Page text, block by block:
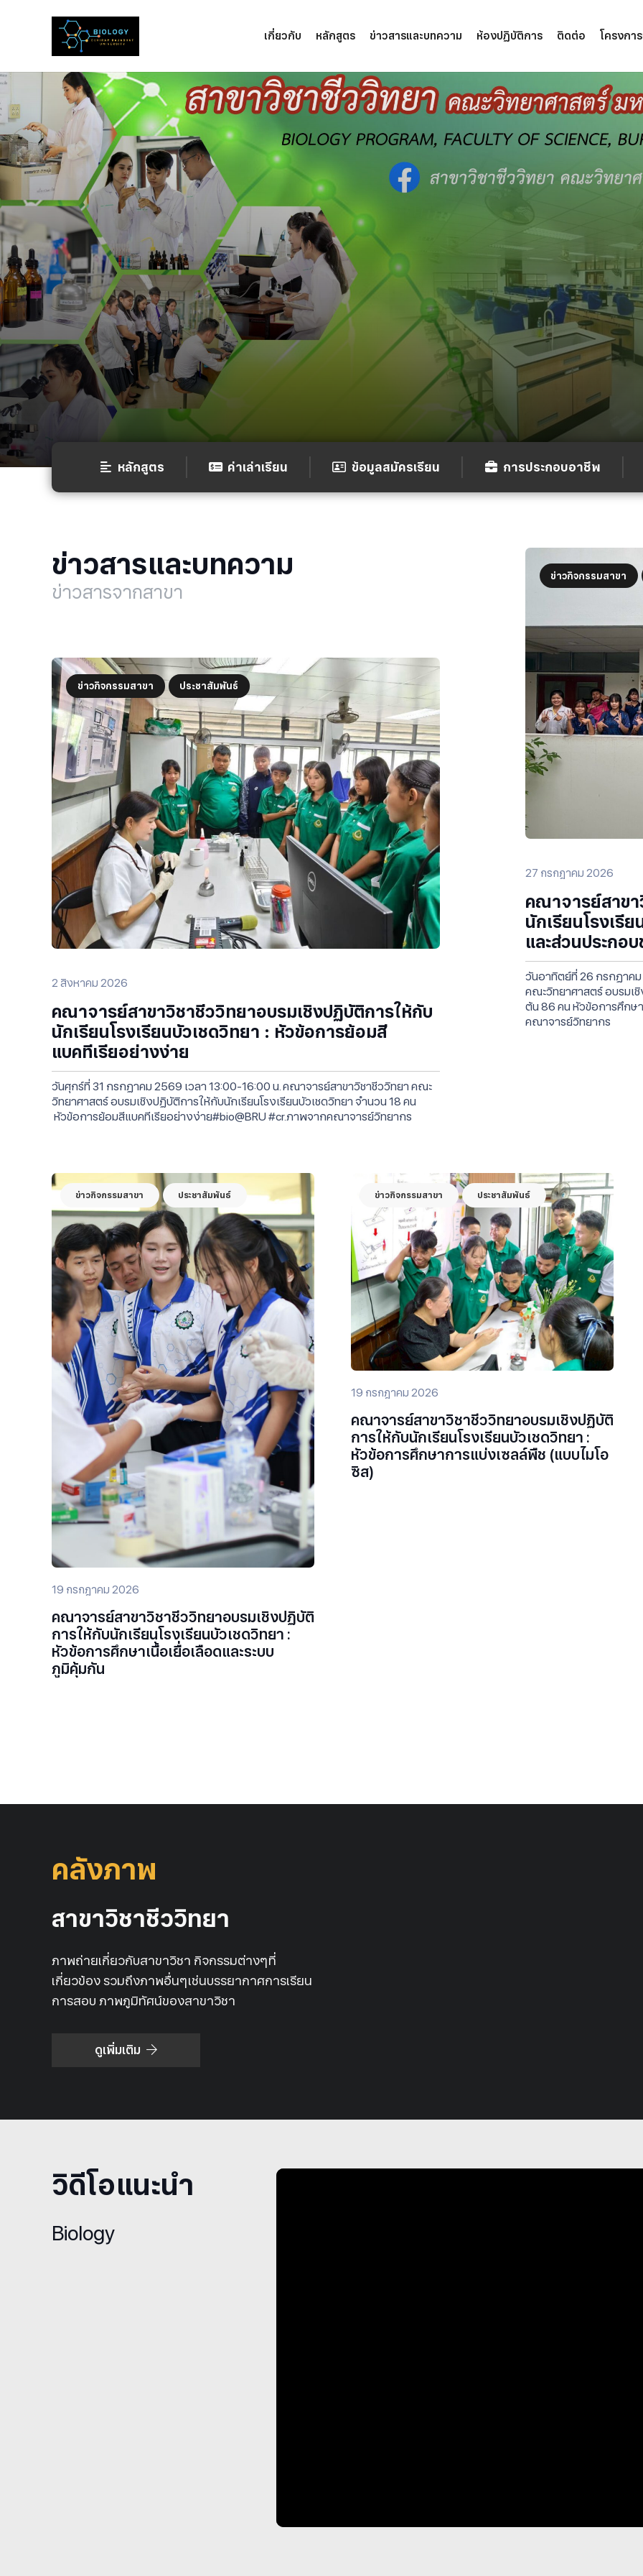
เกี่ยวกับ หลักสูตร ข่าวสารและบทความ ห้องปฏิบัติการ ติดต่อ โครงกา
หลักสูตร ค่าเล่าเรียน ข้อมูลสมัครเรียน การประกอบอาชีพ
ข่าวสารและบทความ
ข่าวสารจากสาขา
ข่าวกิจกรรมสาขา ประชาสัมพันธ์
2 สิงหาคม 2026
คณาจารย์สาขาวิชาชีววิทยาอบรมเชิงปฏิบัติการให้กับ
นักเรียนโรงเรียนบัวเชดวิทยา : หัวข้อการย้อมสี
แบคทีเรียอย่างง่าย
วันศุกร์ที่ 31 กรกฏาคม 2569 เวลา 13:00-16:00 น. คณาจารย์สาขาวิชาชีววิทยา คณะ
วิทยาศาสตร์ อบรมเชิงปฏิบัติการให้กับนักเรียนโรงเรียนบัวเชดวิทยา จำนวน 18 คน
หัวข้อการย้อมสีแบคทีเรียอย่างง่าย#bio@BRU #cr.ภาพจากคณาจารย์วิทยากร
ข่าวกิจกรรมสาขา
27 กรกฎาคม 2026
คณาจารย์สาขา
นักเรียนโรงเรี
และส่วนประกอ
วันอาทิตย์ที่ 26 กรกฏาค
คณะวิทยาศาสตร์ อบรมเ
ต้น 86 คน หัวข้อการศึกษ
คณาจารย์วิทยากร
ข่าวกิจกรรมสาขา ประชาสัมพันธ์
19 กรกฎาคม 2026
คณาจารย์สาขาวิชาชีววิทยาอบรมเชิงปฏิบัติ
การให้กับนักเรียนโรงเรียนบัวเชดวิทยา :
หัวข้อการศึกษาเนื้อเยื่อเลือดและระบบ
ภูมิคุ้มกัน
ข่าวกิจกรรมสาขา ประชาสัมพันธ์
19 กรกฎาคม 2026
คณาจารย์สาขาวิชาชีววิทยาอบรมเชิงปฏิบัติ
การให้กับนักเรียนโรงเรียนบัวเชดวิทยา :
หัวข้อการศึกษาการแบ่งเซลล์พืช (แบบไมโอ
ซิส)
คลังภาพ
สาขาวิชาชีววิทยา
ภาพถ่ายเกี่ยวกับสาขาวิชา กิจกรรมต่างๆที่
เกี่ยวข้อง รวมถึงภาพอื่นๆเช่นบรรยากาศการเรียน
การสอบ ภาพภูมิทัศน์ของสาขาวิชา
ดูเพิ่มเติม
วิดีโอแนะนำ
Biology